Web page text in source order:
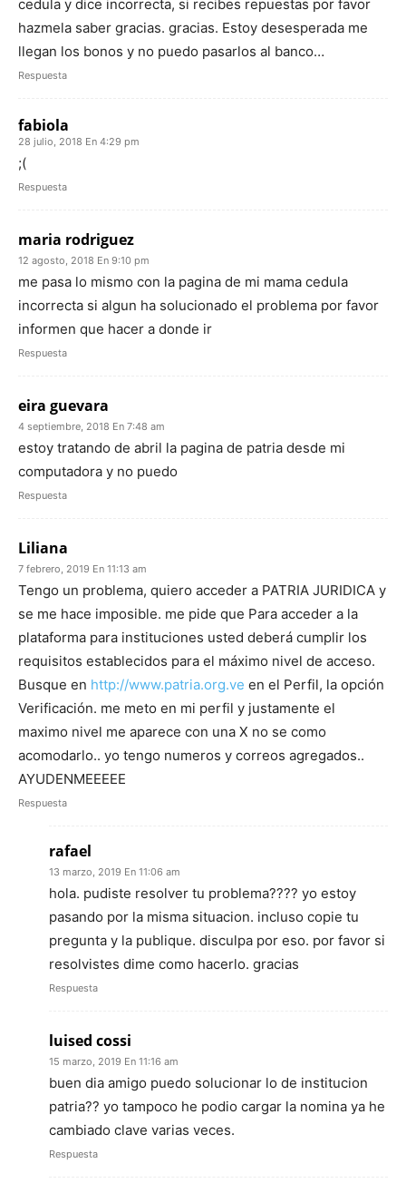
cedula y dice incorrecta, si recibes repuestas por favor
hazmela saber gracias. gracias. Estoy desesperada me
llegan los bonos y no puedo pasarlos al banco…
Respuesta
fabiola
28 julio, 2018 En 4:29 pm
;(
Respuesta
maria rodriguez
12 agosto, 2018 En 9:10 pm
me pasa lo mismo con la pagina de mi mama cedula
incorrecta si algun ha solucionado el problema por favor
informen que hacer a donde ir
Respuesta
eira guevara
4 septiembre, 2018 En 7:48 am
estoy tratando de abril la pagina de patria desde mi
computadora y no puedo
Respuesta
Liliana
7 febrero, 2019 En 11:13 am
Tengo un problema, quiero acceder a PATRIA JURIDICA y
se me hace imposible. me pide que Para acceder a la
plataforma para instituciones usted deberá cumplir los
requisitos establecidos para el máximo nivel de acceso.
Busque en http://www.patria.org.ve en el Perfil, la opción
Verificación. me meto en mi perfil y justamente el
maximo nivel me aparece con una X no se como
acomodarlo.. yo tengo numeros y correos agregados..
AYUDENMEEEEE
Respuesta
rafael
13 marzo, 2019 En 11:06 am
hola. pudiste resolver tu problema???? yo estoy
pasando por la misma situacion. incluso copie tu
pregunta y la publique. disculpa por eso. por favor si
resolvistes dime como hacerlo. gracias
Respuesta
luised cossi
15 marzo, 2019 En 11:16 am
buen dia amigo puedo solucionar lo de institucion
patria?? yo tampoco he podio cargar la nomina ya he
cambiado clave varias veces.
Respuesta